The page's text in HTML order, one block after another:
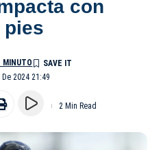
con
pies
2024 21:49
MINUTO
2 Min Read